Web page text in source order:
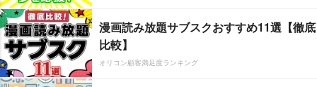
漫画読み放題サブスクおすすめ11選【徹底
比較】
オリコン顧客満足度ランキング